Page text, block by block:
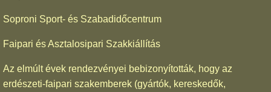
Soproni Sport- és Szabadidőcentrum
Faipari és Asztalosipari Szakkiállítás
Az elmúlt évek rendezvényei bebizonyították, hogy az
erdészeti-faipari szakemberek (gyártók, kereskedők,